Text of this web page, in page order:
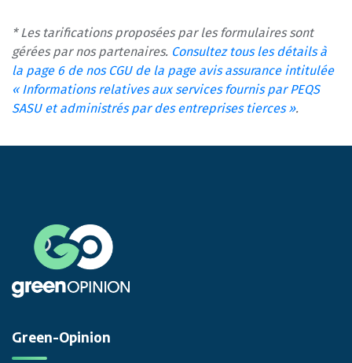
* Les tarifications proposées par les formulaires sont
gérées par nos partenaires. Consultez tous les détails à
la page 6 de nos CGU de la page avis assurance intitulée
« Informations relatives aux services fournis par PEQS
SASU et administrés par des entreprises tierces ».
Green-Opinion